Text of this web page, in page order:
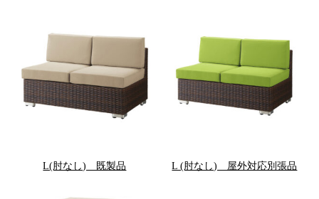
L(肘なし) 既製品 L (肘なし) 屋外対応別張品